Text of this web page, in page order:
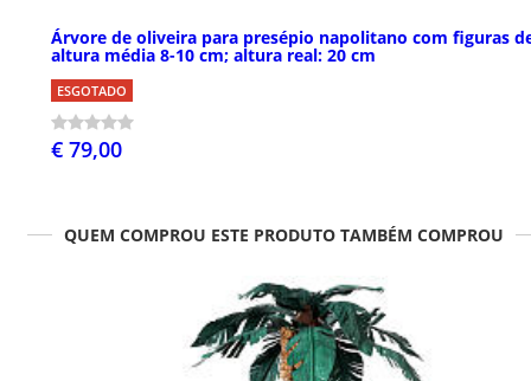
Árvore de oliveira para presépio napolitano com figuras
altura média 8-10 cm; altura real: 20 cm
ESGOTADO
€ 79,00
QUEM COMPROU ESTE PRODUTO TAMBÉM COMPROU